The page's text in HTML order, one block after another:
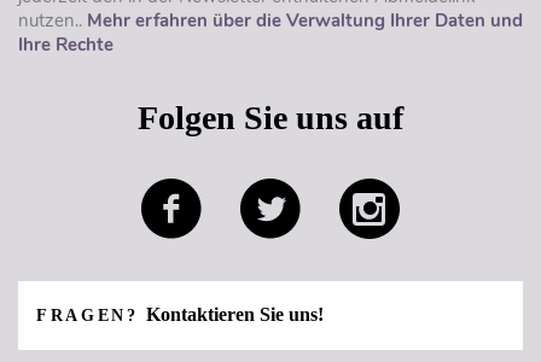
nutzen.. Mehr erfahren über die Verwaltung Ihrer Daten und
Ihre Rechte
Folgen Sie uns auf
FRAGEN?Kontaktieren Sie uns!